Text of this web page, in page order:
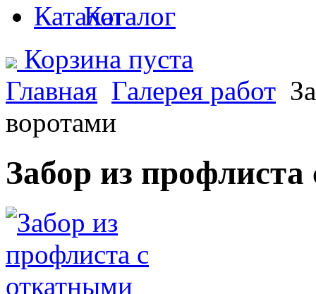
Каталог
Корзина пуста
Главная Галерея работ
воротами
Забор из